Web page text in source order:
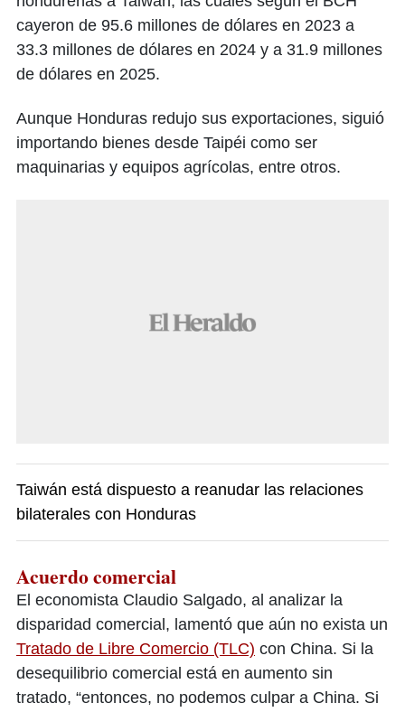
cayeron de 95.6 millones de dólares en 2023 a
33.3 millones de dólares en 2024 y a 31.9 millones
de dólares en 2025.
Aunque Honduras redujo sus exportaciones, siguió
importando bienes desde Taipéi como ser
maquinarias y equipos agrícolas, entre otros.
Taiwán está dispuesto a reanudar las relaciones
bilaterales con Honduras
Acuerdo comercial
El economista Claudio Salgado, al analizar la
disparidad comercial, lamentó que aún no exista un
Tratado de Libre Comercio (TLC) con China. Si la
desequilibrio comercial está en aumento sin
tratado, “entonces, no podemos culpar a China. Si